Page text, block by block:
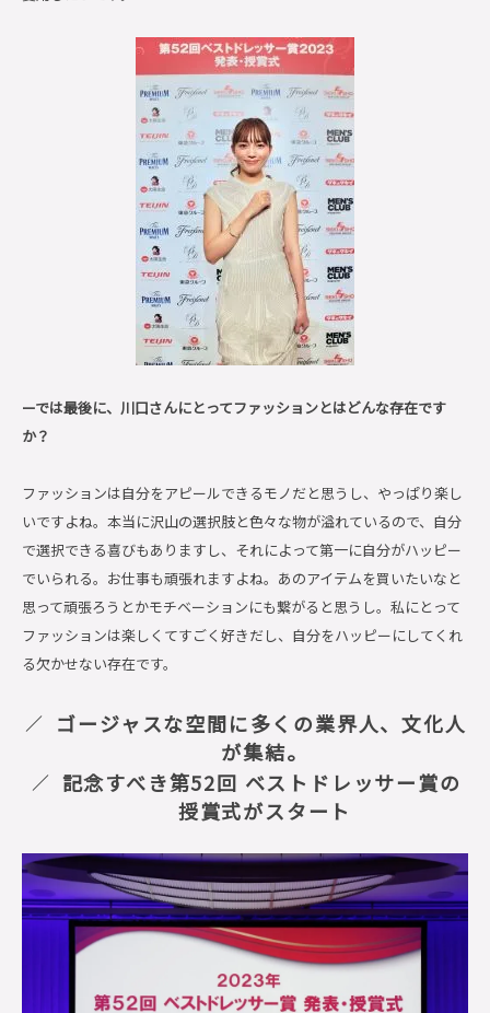
ーでは最後に、川口さんにとってファッションとはどんな存在です
か？
ファッションは自分をアピールできるモノだと思うし、やっぱり楽し
いですよね。本当に沢山の選択肢と色々な物が溢れているので、自分
で選択できる喜びもありますし、それによって第一に自分がハッピー
でいられる。お仕事も頑張れますよね。あのアイテムを買いたいなと
思って頑張ろうとかモチベーションにも繋がると思うし。私にとって
ファッションは楽しくてすごく好きだし、自分をハッピーにしてくれ
る欠かせない存在です。
ゴージャスな空間に多くの業界人、文化人
が集結。
記念すべき第52回 ベストドレッサー賞の
授賞式がスタート